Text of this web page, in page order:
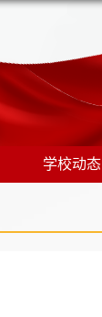
学校动态